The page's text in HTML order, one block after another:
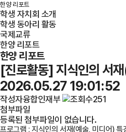
한양 리포트
학생 자치회 소개
학생 동아리 활동
국제교류
한양 리포트
한양 리포트
[진로활동] 지식인의 서
2026.05.27 19:01:52
작성자융합인재부
251
첨부파일
등록된 첨부파일이 없습니다.
프로그램 : 지식인의 서재(예술, 미디어) 특